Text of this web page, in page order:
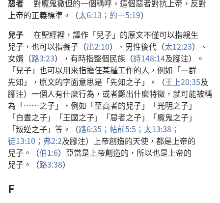
惡者 對魔鬼撒但的一個稱呼 ， 這個惡者對抗上帝 ， 反對
上帝的正義標準 。（太6:13； 約一5:19）
兒子
在聖經裡 ， 譯作 「兒子」 的原文不僅可以指親生
兒子 ， 也可以指養子 （出2:10）、 男性後代 （太12:23）、
女婿 （路3:23）， 有時指整個民族 （詩148:14及腳注）。
「兒子」 也可以用來指擔任某種工作的人 ， 例如 「一群
先知 」， 原文的字面意思是 「先知之子」。（王上20:35及
腳注） 一個人有什麼行為 ， 或者顯出什麼特徵 ， 就可能被稱
為 「……之子」， 例如 「至高者的兒子」「光明之子」
「白晝之子」「王國之子」「惡者之子」「魔鬼之子」
「叛逆之子」 等 。（路6:35； 帖前5:5； 太13:38；
徒13:10； 弗2:2及腳注） 上帝創造的天使 ， 都是上帝的
兒子 。（伯1:6） 亞當是上帝創造的 ， 所以也是上帝的
兒子 。（路3:38）
F